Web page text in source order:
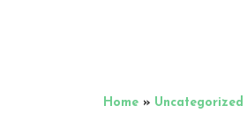
Home » Uncategorized